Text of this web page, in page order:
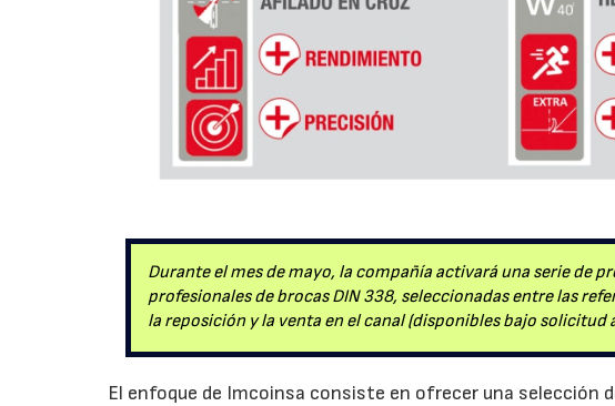
Durante el mes de mayo, la compañía activará una serie de
profesionales de brocas DIN 338, seleccionadas entre las
la reposición y la venta en el canal (disponibles bajo
El enfoque de Imcoinsa consiste en ofrecer una selección